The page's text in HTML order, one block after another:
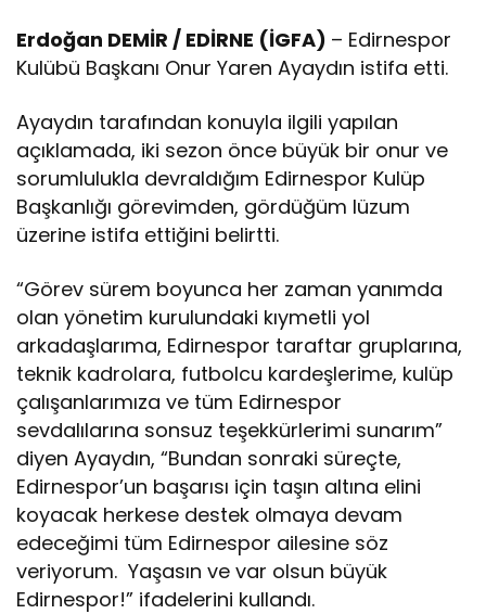
Erdoğan DEMİR / EDİRNE (İGFA) – Edirnespor
Kulübü Başkanı Onur Yaren Ayaydın istifa etti.
Ayaydın tarafından konuyla ilgili yapılan
açıklamada, iki sezon önce büyük bir onur ve
sorumlulukla devraldığım Edirnespor Kulüp
Başkanlığı görevimden, gördüğüm lüzum
üzerine istifa ettiğini belirtti.
“Görev sürem boyunca her zaman yanımda
olan yönetim kurulundaki kıymetli yol
arkadaşlarıma, Edirnespor taraftar gruplarına,
teknik kadrolara, futbolcu kardeşlerime, kulüp
çalışanlarımıza ve tüm Edirnespor
sevdalılarına sonsuz teşekkürlerimi sunarım”
diyen Ayaydın, “Bundan sonraki süreçte,
Edirnespor’un başarısı için taşın altına elini
koyacak herkese destek olmaya devam
edeceğimi tüm Edirnespor ailesine söz
veriyorum. Yaşasın ve var olsun büyük
Edirnespor!” ifadelerini kullandı.